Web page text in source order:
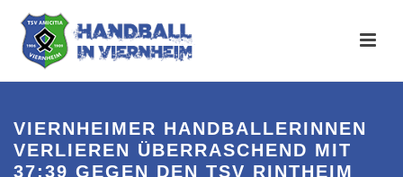
VIERNHEIMER HANDBALLERINNEN
VERLIEREN ÜBERRASCHEND MIT
37:39 GEGEN DEN TSV RINTHEIM